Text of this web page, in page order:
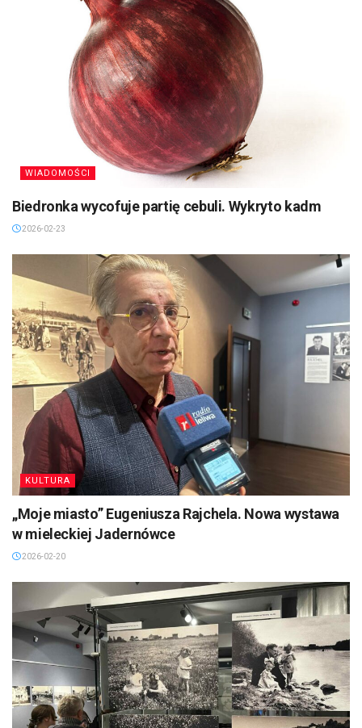
WIADOMOŚCI
Biedronka wycofuje partię cebuli. Wykryto kadm
2026-02-23
KULTURA
„Moje miasto” Eugeniusza Rajchela. Nowa wystawa
w mieleckiej Jadernówce
2026-02-20